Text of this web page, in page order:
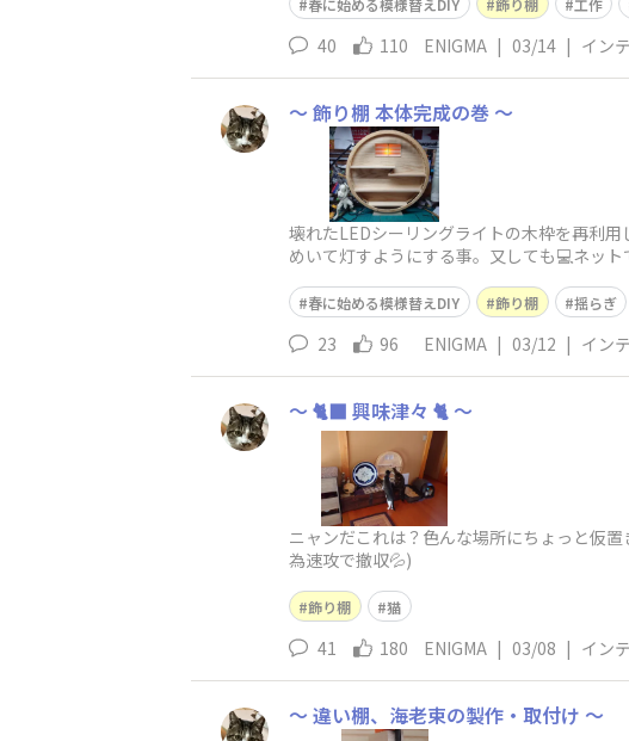
40 110 ENIGMA | 03/14 | イン
〜 飾り棚 本体完成の巻 〜
壊れたLEDシーリングライトの木枠を再利
めいて灯すようにする事。又しても💻️ネッ
春に始める模様替えDIY 飾り棚 揺らぎ
23 96 ENIGMA | 03/12 | イン
〜 🐈‍⬛ 興味津々 🐈️ 〜
ニャンだこれは？色んな場所にちょっと仮
為速攻で撤収💦)
飾り棚 猫
41 180 ENIGMA | 03/08 | イン
〜 違い棚、海老束の製作・取付け 〜